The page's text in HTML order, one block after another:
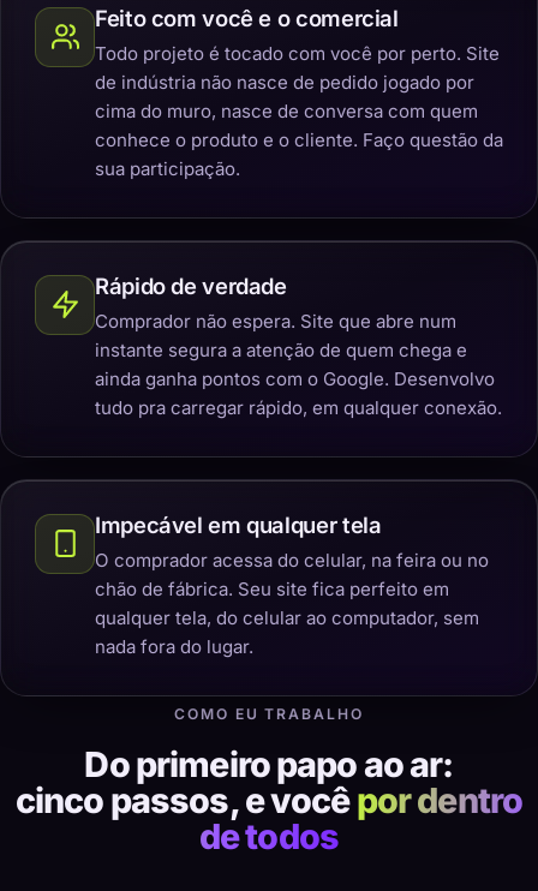
Feito com você e o comercial
Todo projeto é tocado com você por perto. Site
de indústria não nasce de pedido jogado por
cima do muro, nasce de conversa com quem
conhece o produto e o cliente. Faço questão da
sua participação.
Rápido de verdade
Comprador não espera. Site que abre num
instante segura a atenção de quem chega e
ainda ganha pontos com o Google. Desenvolvo
tudo pra carregar rápido, em qualquer conexão.
Impecável em qualquer tela
O comprador acessa do celular, na feira ou no
chão de fábrica. Seu site fica perfeito em
qualquer tela, do celular ao computador, sem
nada fora do lugar.
COMO EU TRABALHO
Do primeiro papo ao ar:
cinco passos, e vocêpor dentro
de todos